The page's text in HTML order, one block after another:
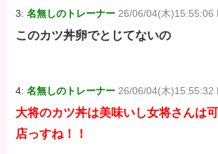
3:名無しのトレーナー 26/06/04(木)15:55:06
このカツ丼卵でとじてないの
4:名無しのトレーナー 26/06/04(木)15:55:32
大将のカツ丼は美味いし女将さんは
店っすね！！